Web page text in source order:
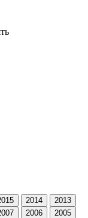
2014
2013
2006
2005